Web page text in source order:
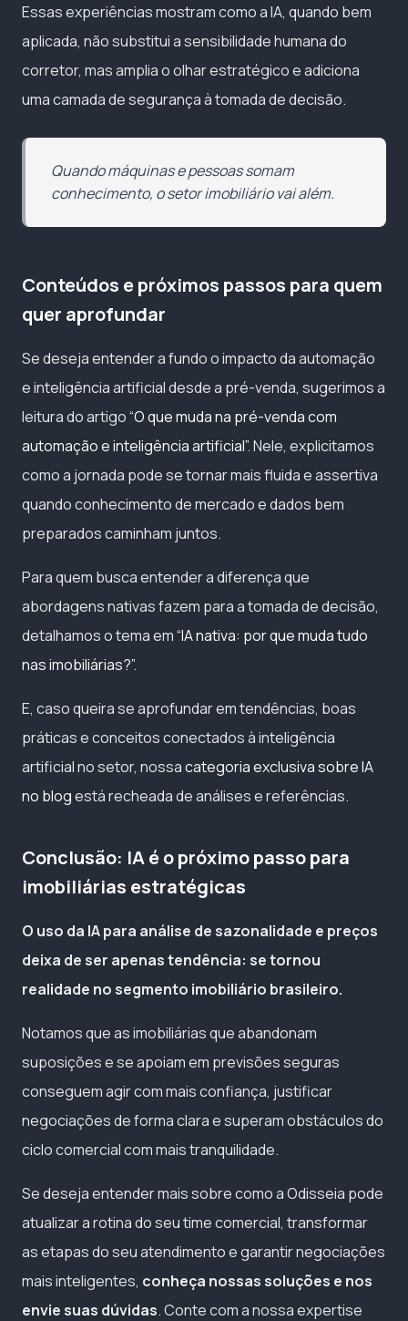
Essas experiências mostram como a IA, quando bem
aplicada, não substitui a sensibilidade humana do
corretor, mas amplia o olhar estratégico e adiciona
uma camada de segurança à tomada de decisão.
Quando máquinas e pessoas somam
conhecimento, o setor imobiliário vai além.
Conteúdos e próximos passos para quem
quer aprofundar
Se deseja entender a fundo o impacto da automação
e inteligência artificial desde a pré-venda, sugerimos a
leitura do artigo“O que muda na pré-venda com
automação e inteligência artificial”. Nele, explicitamos
como a jornada pode se tornar mais fluida e assertiva
quando conhecimento de mercado e dados bem
preparados caminham juntos.
Para quem busca entender a diferença que
abordagens nativas fazem para a tomada de decisão,
detalhamos o tema em“IA nativa: por que muda tudo
nas imobiliárias?”.
E, caso queira se aprofundar em tendências, boas
práticas e conceitos conectados à inteligência
artificial no setor, nossacategoria exclusiva sobre IA
no blogestá recheada de análises e referências.
Conclusão: IA é o próximo passo para
imobiliárias estratégicas
O uso da IA para análise de sazonalidade e preços
deixa de ser apenas tendência: se tornou
realidade no segmento imobiliário brasileiro.
Notamos que as imobiliárias que abandonam
suposições e se apoiam em previsões seguras
conseguem agir com mais confiança, justificar
negociações de forma clara e superam obstáculos do
ciclo comercial com mais tranquilidade.
Se deseja entender mais sobre como a Odisseia pode
atualizar a rotina do seu time comercial, transformar
as etapas do seu atendimento e garantir negociações
mais inteligentes, conheça nossas soluções e nos
envie suas dúvidas. Conte com a nossa expertise